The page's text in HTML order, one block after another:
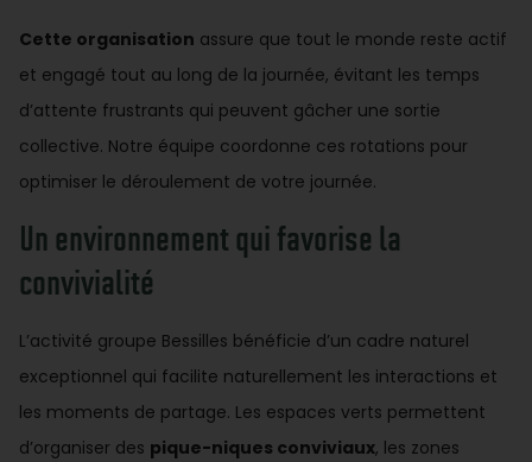
Cette organisation assure que tout le monde reste actif
et engagé tout au long de la journée, évitant les temps
d’attente frustrants qui peuvent gâcher une sortie
collective. Notre équipe coordonne ces rotations pour
optimiser le déroulement de votre journée.
Un environnement qui favorise la
convivialité
L’activité groupe Bessilles bénéficie d’un cadre naturel
exceptionnel qui facilite naturellement les interactions et
les moments de partage. Les espaces verts permettent
d’organiser des pique-niques conviviaux, les zones